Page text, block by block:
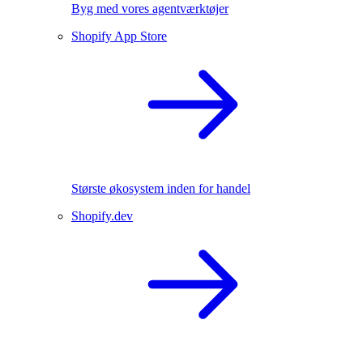
Byg med vores agentværktøjer
Shopify App Store
Største økosystem inden for handel
Shopify.dev